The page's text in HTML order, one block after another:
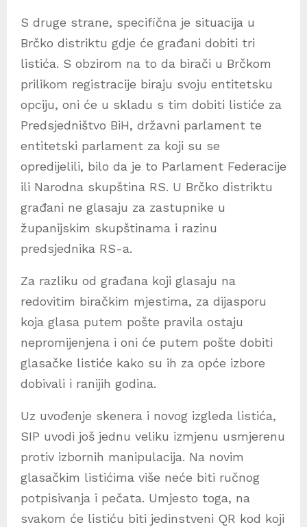
S druge strane, specifična je situacija u
Brčko distriktu gdje će građani dobiti tri
listića. S obzirom na to da birači u Brčkom
prilikom registracije biraju svoju entitetsku
opciju, oni će u skladu s tim dobiti listiće za
Predsjedništvo BiH, državni parlament te
entitetski parlament za koji su se
opredijelili, bilo da je to Parlament Federacije
ili Narodna skupština RS. U Brčko distriktu
građani ne glasaju za zastupnike u
županijskim skupštinama i razinu
predsjednika RS-a.
Za razliku od građana koji glasaju na
redovitim biračkim mjestima, za dijasporu
koja glasa putem pošte pravila ostaju
nepromijenjena i oni će putem pošte dobiti
glasačke listiće kako su ih za opće izbore
dobivali i ranijih godina.
Uz uvođenje skenera i novog izgleda listića,
SIP uvodi još jednu veliku izmjenu usmjerenu
protiv izbornih manipulacija. Na novim
glasačkim listićima više neće biti ručnog
potpisivanja i pečata. Umjesto toga, na
svakom će listiću biti jedinstveni QR kod koji